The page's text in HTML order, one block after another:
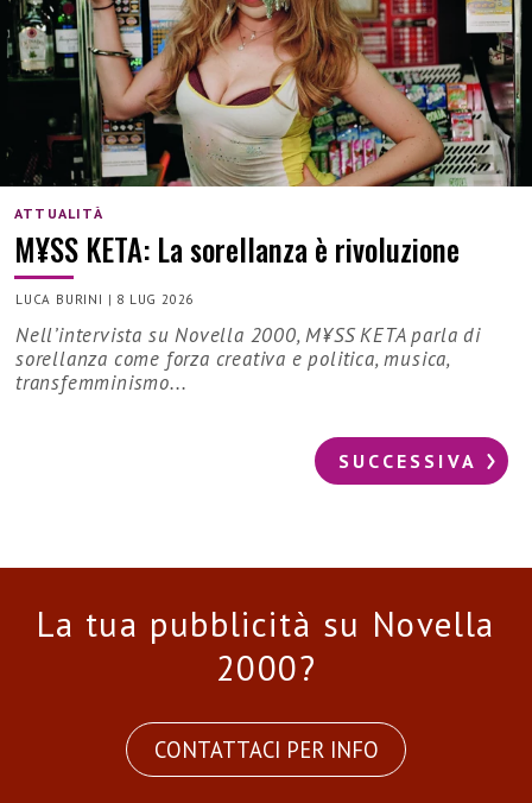
ATTUALITÀ
M¥SS KETA: La sorellanza è rivoluzione
LUCA BURINI | 8 LUG 2026
Nell’intervista su Novella 2000, M¥SS KETA parla di
sorellanza come forza creativa e politica, musica,
transfemminismo...
SUCCESSIVA
La tua pubblicità su Novella
2000?
CONTATTACI PER INFO